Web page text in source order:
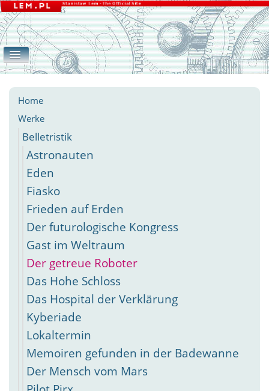
Belletristik
Home
Werke
Belletristik
Astronauten
Eden
Fiasko
Frieden auf Erden
Der futurologische Kongress
Gast im Weltraum
Der getreue Roboter
Das Hohe Schloss
Das Hospital der Verklärung
Kyberiade
Lokaltermin
Memoiren gefunden in der Badewanne
Der Mensch vom Mars